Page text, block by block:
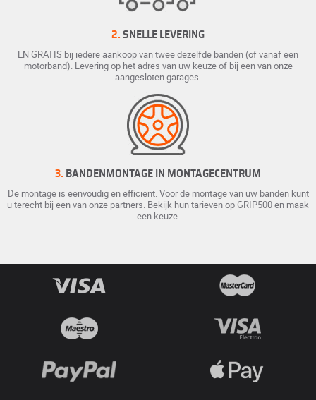
2. SNELLE LEVERING
EN GRATIS bij iedere aankoop van twee dezelfde banden (of vanaf een
motorband). Levering op het adres van uw keuze of bij een van onze
aangesloten garages.
3. BANDENMONTAGE IN MONTAGECENTRUM
De montage is eenvoudig en efficiënt. Voor de montage van uw banden kunt
u terecht bij een van onze partners. Bekijk hun tarieven op GRIP500 en maak
een keuze.